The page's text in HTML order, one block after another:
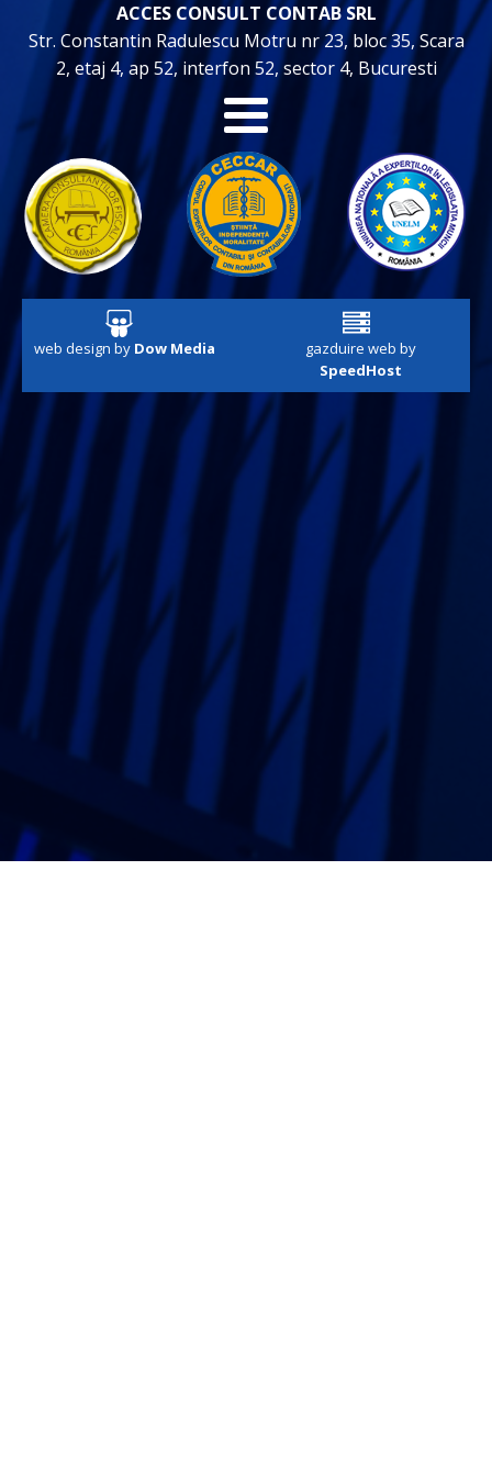
ACCES CONSULT CONTAB SRL
Str. Constantin Radulescu Motru nr 23, bloc 35, Scara
2, etaj 4, ap 52, interfon 52, sector 4, Bucuresti
web design by Dow Media
gazduire web by
SpeedHost